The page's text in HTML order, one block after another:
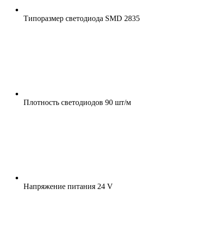
Типоразмер светодиода SMD 2835
Плотность светодиодов 90 шт/м
Напряжение питания 24 V